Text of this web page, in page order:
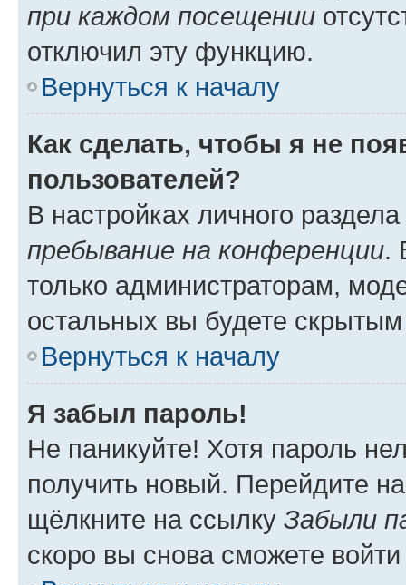
при каждом посещении
отключил эту функцию.
Вернуться к началу
Как сделать, чтобы я не
пользователей?
В настройках личного
пребывание на конференции.
только администраторам,
остальных вы будете
Вернуться к началу
Я забыл пароль!
Не паникуйте! Хотя пароль
получить новый. Перейдите
щёлкните на ссылку Забыли
скоро вы снова сможете